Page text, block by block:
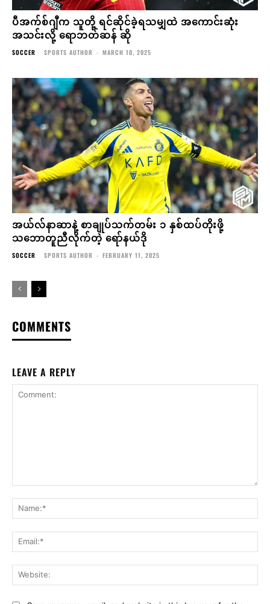
ပီအက်စ်ဂျီက သူတို့ ရင်ဆိုင်ခဲ့ရသမျှထဲ အကောင်းဆုံး
အသင်းလို့ ရောဘတ်ဆန် ဆို
SOCCER SPORTS AUTHOR - MARCH 10, 2025
အယ်လ်နာဆာနဲ့ စာချုပ်သက်တမ်း ၁ နှစ်ထပ်တိုးဖို့
သဘောတူညီလိုက်တဲ့ ရော်နယ်ဒို
SOCCER SPORTS AUTHOR - FEBRUARY 11, 2025
COMMENTS
LEAVE A REPLY